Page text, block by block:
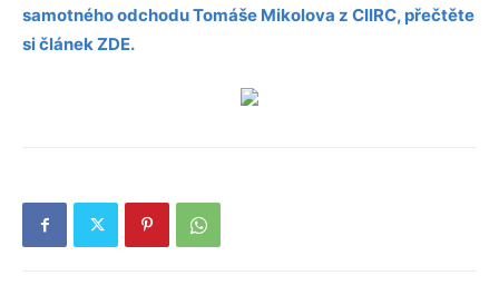
samotného odchodu Tomáše Mikolova z CIIRC, přečtěte
si článek ZDE.